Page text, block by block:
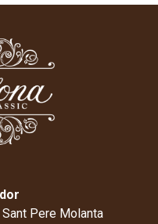
Pere Molanta